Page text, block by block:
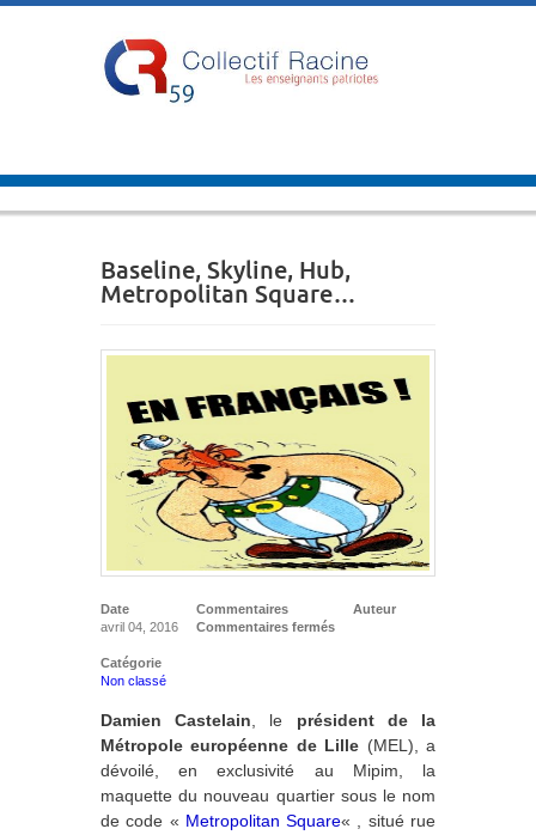
Baseline, Skyline, Hub,
Metropolitan Square…
Date
avril 04, 2016
Commentaires
Commentaires fermés
Auteur
Catégorie
Non classé
Damien Castelain , le président de la
Métropole européenne de Lille (MEL), a
dévoilé, en exclusivité au Mipim, la
maquette du nouveau quartier sous le nom
de code « Metropolitan Square« , situé rue